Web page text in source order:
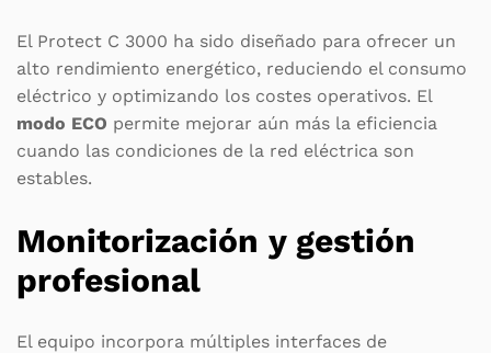
El Protect C 3000 ha sido diseñado para ofrecer un
alto rendimiento energético, reduciendo el consumo
eléctrico y optimizando los costes operativos. El
modo ECO permite mejorar aún más la eficiencia
cuando las condiciones de la red eléctrica son
estables.
Monitorización y gestión
profesional
El equipo incorpora múltiples interfaces de